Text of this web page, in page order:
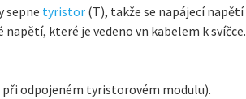
sepne tyristor (T), takže se napájecí napětí
které je vedeno vn kabelem k svíčce.
odpojeném tyristorovém modulu).